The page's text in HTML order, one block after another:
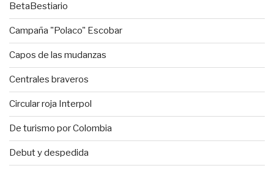
BetaBestiario
Campaña "Polaco" Escobar
Capos de las mudanzas
Centrales braveros
Circular roja Interpol
De turismo por Colombia
Debut y despedida